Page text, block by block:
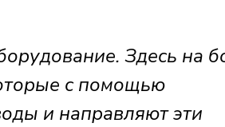
Здесь на
с помощью
и направляют эти